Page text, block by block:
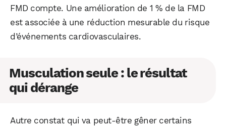
FMD compte. Une amélioration de 1 % de la FMD
est associée à une réduction mesurable du risque
d’événements cardiovasculaires.
Musculation seule : le résultat
qui dérange
Autre constat qui va peut-être gêner certains